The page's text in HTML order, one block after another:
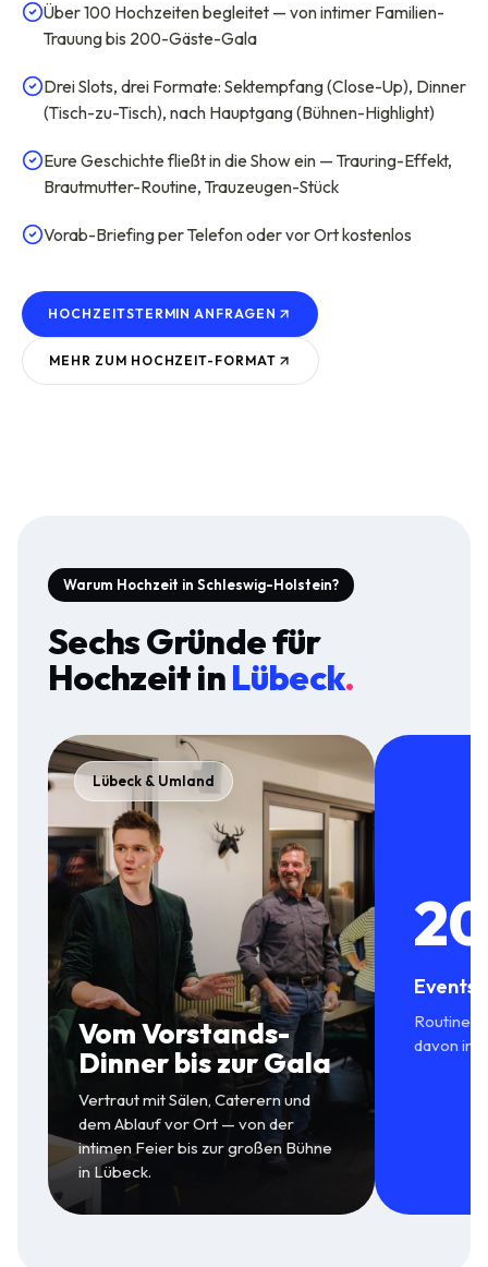
Über 100 Hochzeiten begleitet — von intimer Familien-
Trauung bis 200-Gäste-Gala
Drei Slots, drei Formate: Sektempfang (Close-Up), Dinner
(Tisch-zu-Tisch), nach Hauptgang (Bühnen-Highlight)
Eure Geschichte fließt in die Show ein — Trauring-Effekt,
Brautmutter-Routine, Trauzeugen-Stück
Vorab-Briefing per Telefon oder vor Ort kostenlos
HOCHZEITSTERMIN ANFRAGEN
MEHR ZUM HOCHZEIT-FORMAT
Warum Hochzeit in Schleswig-Holstein?
Sechs Gründe für
HochzeitinLübeck.
Lübeck & Umland
Vom Vorstands-
Dinner bis zur Gala
Vertraut mit Sälen, Caterern und
dem Ablauf vor Ort — von der
intimen Feier bis zur großen Bühne
in Lübeck.
Events
Routine
davon in